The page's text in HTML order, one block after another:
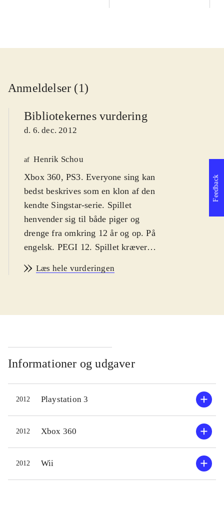
Anmeldelser (1)
Bibliotekernes vurdering
d. 6. dec. 2012
af Henrik Schou
Xbox 360, PS3. Everyone sing kan
bedst beskrives som en klon af den
kendte Singstar-serie. Spillet
henvender sig til både piger og
drenge fra omkring 12 år og op. På
engelsk. PEGI 12. Spillet kræver
Everyone sing låner stort set hele sit
nødvendigvis negativt, for Singstar er
spil. I spillet synger hver spiller i en
mikrofon og spillet registrerer hvor
godt deres toneleje matcher sangen
på skærmen. Rammer de tonen og
lejet præcist får de point - det er
rørende simpelt, så alle kan være
med. Der er 35 sange at vælge
Læs hele vurderingen
Informationer og udgaver
2012 Playstation 3
2012 Xbox 360
2012 Wii
Feedback